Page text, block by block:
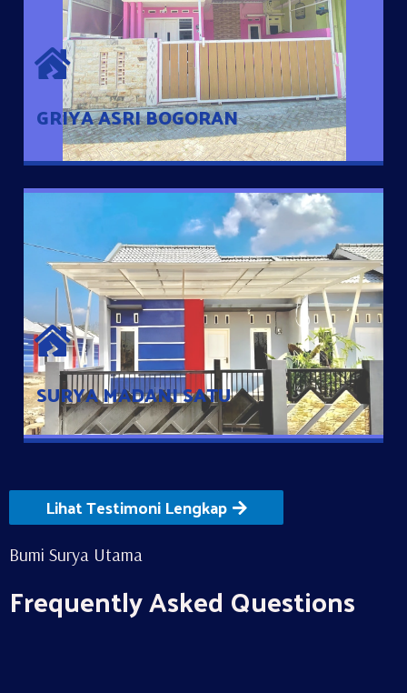
GRIYA ASRI BOGORAN
GRIYA ASRI BOGORAN
Desain Modern Minimalis dengan Konsep Rumah Pintar
Sehingga Memudahkan Penghuni mengakses rumahnya
dengan Ponsel
SURYA MADANI SATU
SURYA MADANI SATU
Satu-satunya Hunian nyaman dengan harga subsidi hanya 100
jutaan dengan lokasi strategis di Tuban
Lihat Testimoni Lengkap
Bumi Surya Utama
Frequently Asked Questions